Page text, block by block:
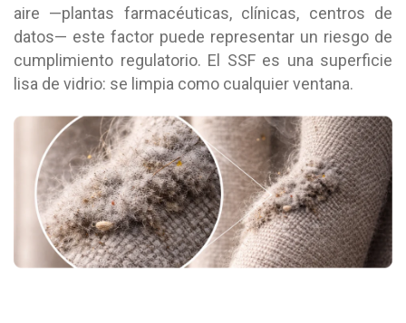
aire —plantas farmacéuticas, clínicas, centros de
datos— este factor puede representar un riesgo de
cumplimiento regulatorio. El SSF es una superficie
lisa de vidrio: se limpia como cualquier ventana.